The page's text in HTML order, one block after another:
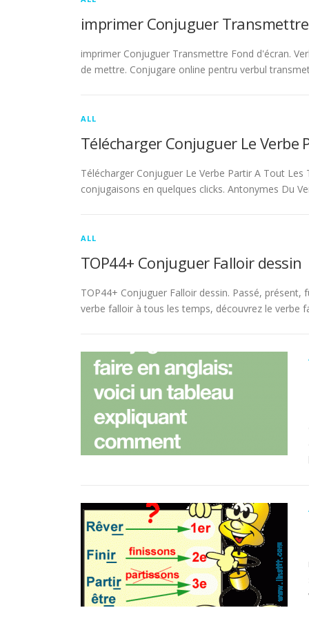
imprimer Conjuguer
imprimer Conjuguer Transmettre Fond d'écran.
de mettre. Conjugare online pentru verbul
ALL
Télécharger Conjuguer Le Verbe
Télécharger Conjuguer Le Verbe Partir A Tout
conjugaisons en quelques clicks. Antonymes Du
ALL
TOP44+ Conjuguer Falloir dessin
TOP44+ Conjuguer Falloir dessin. Passé,
verbe falloir à tous les temps, découvrez le verbe